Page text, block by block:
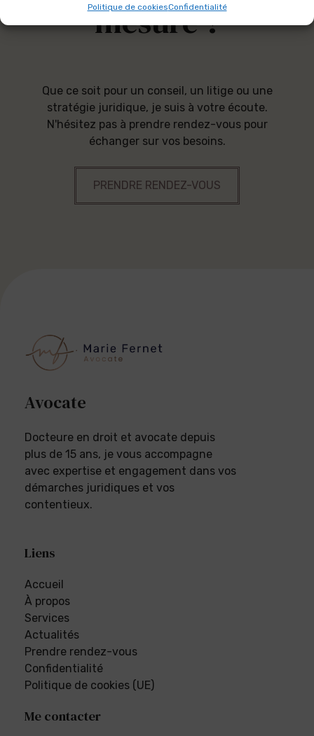
Politique de cookiesConfidentialité
mesure ?
Que ce soit pour un conseil, un litige ou une
stratégie juridique, je suis à votre écoute.
N'hésitez pas à prendre rendez-vous pour
échanger sur vos besoins.
PRENDRE RENDEZ-VOUS
Avocate
Docteure en droit et avocate depuis
plus de 15 ans, je vous accompagne
avec expertise et engagement dans vos
démarches juridiques et vos
contentieux.
Liens
Accueil
À propos
Services
Actualités
Prendre rendez-vous
Confidentialité
Politique de cookies (UE)
Me contacter